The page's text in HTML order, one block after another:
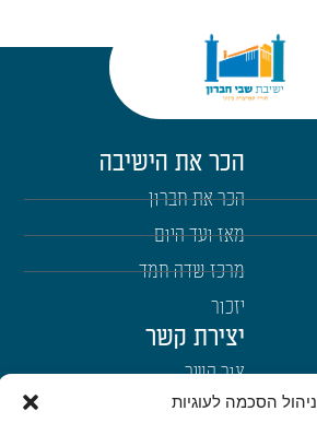
ניהול הסכמה לעוגיות
הכר את הישיבה
הכר את חברון
מאז ועד היום
מרכז שדה חמד
יזכור
יצירת קשר
צור קשר
הרשמה לשבו"ש